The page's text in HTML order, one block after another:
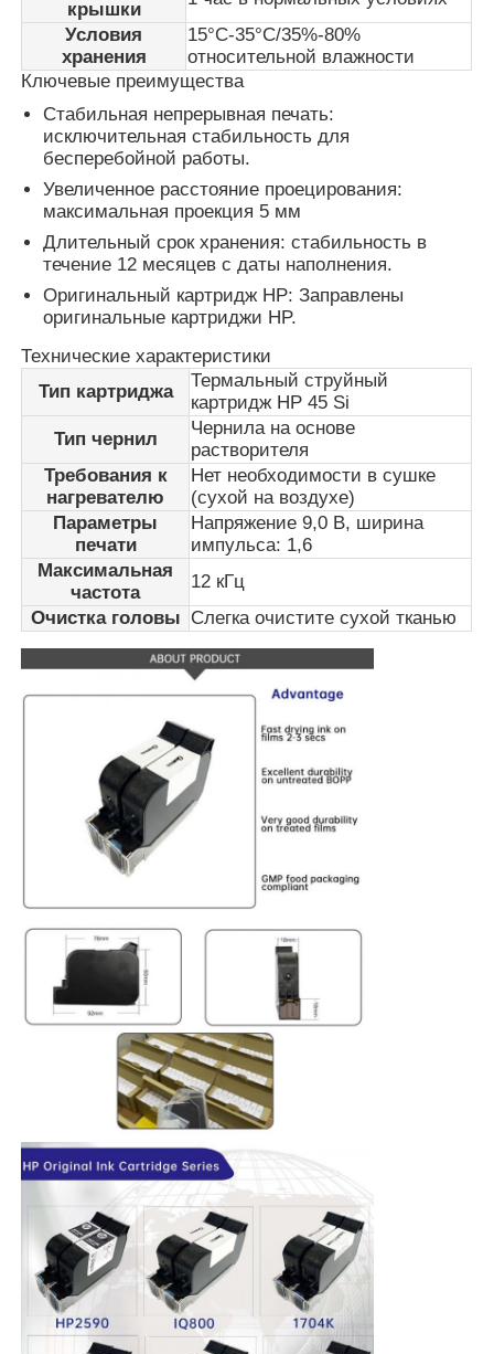
Наша фабрика
контроль качества
контактные данные
Новости
Лазерная маркировочная машина
handheld машина маркировки лазера
Лазерная маркировочная машина
УФ -лазерная маркировочная машина
Ти-джетный принтер
Промышленные картриджей чернил
Конвейерная машина для пейдинга
Промышленный УФ-принтер
Машина для непрерывного уплотнения
крышки
Условия
хранения
15°C-35°C/35%-80%
относительной влажности
Ключевые преимущества
Стабильная непрерывная печать:
исключительная стабильность для
бесперебойной работы.
Увеличенное расстояние проецирования:
максимальная проекция 5 мм
Длительный срок хранения: стабильность в
течение 12 месяцев с даты наполнения.
Оригинальный картридж HP: Заправлены
оригинальные картриджи HP.
Технические характеристики
Тип картриджа
Термальный струйный
картридж HP 45 Si
Тип чернил
Чернила на основе
растворителя
Требования к
нагревателю
Нет необходимости в сушке
(сухой на воздухе)
Параметры
печати
Напряжение 9,0 В, ширина
импульса: 1,6
Максимальная
частота
12 кГц
Очистка головы Слегка очистите сухой тканью